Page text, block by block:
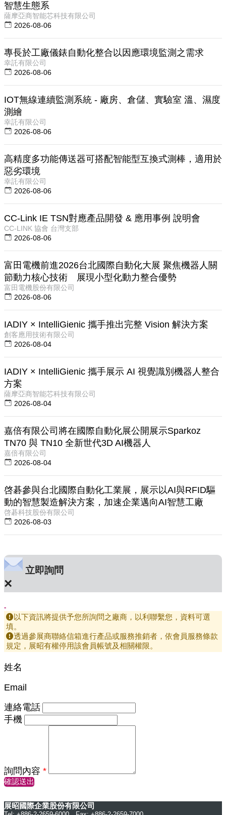
智慧生態系
薩摩亞商智能芯科技有限公司
2026-08-06
專長於工廠儀錶自動化整合以因應環境監測之需求
幸託有限公司
2026-08-06
IOT無線連續監測系統 - 廠房、倉儲、實驗室 溫、濕度
測繪
幸託有限公司
2026-08-06
高精度多功能傳送器可搭配智能型互換式測棒，適用於
惡劣環境
幸託有限公司
2026-08-06
CC-Link IE TSN對應產品開發 & 應用事例 說明會
CC-LINK 協會 台灣支部
2026-08-06
富田電機前進2026台北國際自動化大展 聚焦機器人關
節動力核心技術 展現小型化動力整合優勢
富田電機股份有限公司
2026-08-06
IADIY × IntelliGienic 攜手推出完整 Vision 解決方案
創客應用技術有限公司
2026-08-04
IADIY × IntelliGienic 攜手展示 AI 視覺識別機器人整合
方案
薩摩亞商智能芯科技有限公司
2026-08-04
嘉倍有限公司將在國際自動化展公開展示Sparkoz
TN70 與 TN10 全新世代3D AI機器人
嘉倍有限公司
2026-08-04
啓碁參與台北國際自動化工業展，展示以AI與RFID驅
動的智慧製造解決方案，加速企業邁向AI智慧工廠
啓碁科技股份有限公司
2026-08-03
立即詢問
×
-
以下資訊將提供予您所詢問之廠商，以利聯繫您，資料可選
填。
透過參展商聯絡信箱進行產品或服務推銷者，依會員服務條款
規定，展昭有權停用該會員帳號及相關權限。
姓名
Email
連絡電話
手機
詢問內容 *
確認送出
展昭國際企業股份有限公司